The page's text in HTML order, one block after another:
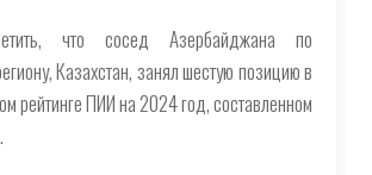
что сосед Азербайджана по
Казахстан, занял шестую позицию в
рейтинге ПИИ на 2024 год, составленном